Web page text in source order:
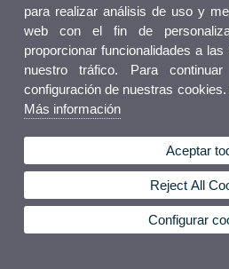
para realizar análisis de uso y
web con el fin de
proporcionar funcionalidades a
nuestro tráfico. Para
configuración de nuestras
Más información
Aceptar
Reject All
Configurar